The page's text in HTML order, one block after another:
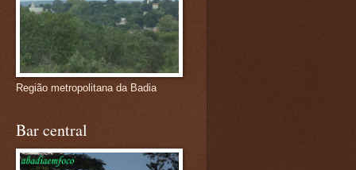
Região metropolitana da Badia
Bar central